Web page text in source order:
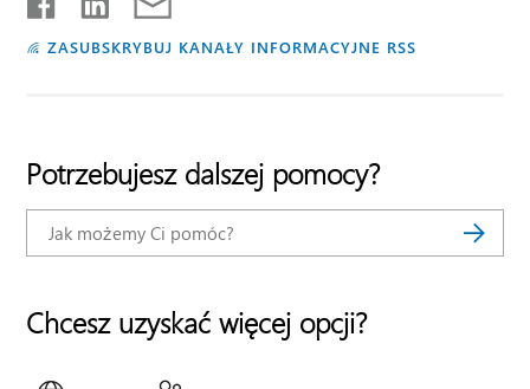
ZASUBSKRYBUJ KANAŁY INFORMACYJNE RSS
Potrzebujesz dalszej pomocy?
Chcesz uzyskać więcej opcji?